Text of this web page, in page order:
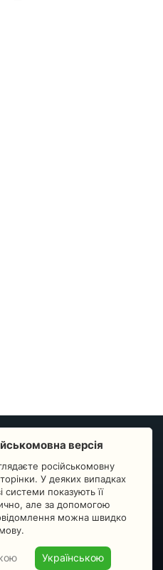
СВЯЗЬ
Статистика изменений
Преподавателям
Пульс страны
Угода підписника
версія
російськомовну
У деяких випадках
системи показують її
але за допомогою
можна швидко
Українською